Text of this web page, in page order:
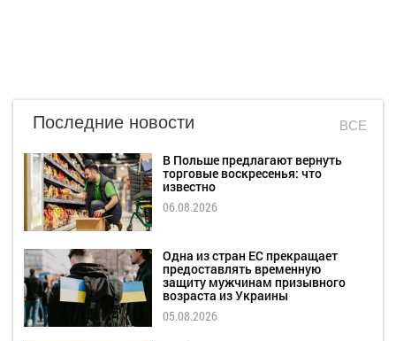
Последние новости ВСЕ
В Польше предлагают вернуть
торговые воскресенья: что
известно
06.08.2026
Одна из стран ЕС прекращает
предоставлять временную
защиту мужчинам призывного
возраста из Украины
05.08.2026